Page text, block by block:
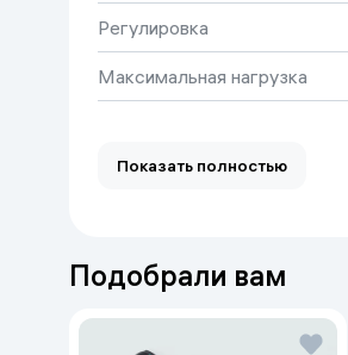
Регулировка
Максимальная нагрузка
Материалы
Материал каркаса
Показать полностью
Подобрали вам